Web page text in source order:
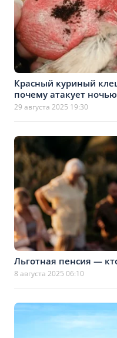
Красный куриный
почему атакует ночью
29 августа 2025 19:30
Льготная пенсия —
8 августа 2025 06:10